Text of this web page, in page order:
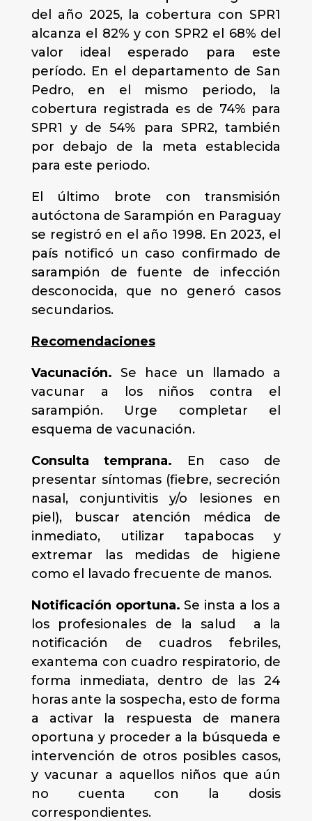
del año 2025, la cobertura con SPR1
alcanza el 82% y con SPR2 el 68% del
valor ideal esperado para este
período. En el departamento de San
Pedro, en el mismo periodo, la
cobertura registrada es de 74% para
SPR1 y de 54% para SPR2, también
por debajo de la meta establecida
para este periodo.
El último brote con transmisión
autóctona de Sarampión en Paraguay
se registró en el año 1998. En 2023, el
país notificó un caso confirmado de
sarampión de fuente de infección
desconocida, que no generó casos
secundarios.
Recomendaciones
Vacunación. Se hace un llamado a
vacunar a los niños contra el
sarampión. Urge completar el
esquema de vacunación.
Consulta temprana. En caso de
presentar síntomas (fiebre, secreción
nasal, conjuntivitis y/o lesiones en
piel), buscar atención médica de
inmediato, utilizar tapabocas y
extremar las medidas de higiene
como el lavado frecuente de manos.
Notificación oportuna. Se insta a los a
los profesionales de la salud a la
notificación de cuadros febriles,
exantema con cuadro respiratorio, de
forma inmediata, dentro de las 24
horas ante la sospecha, esto de forma
a activar la respuesta de manera
oportuna y proceder a la búsqueda e
intervención de otros posibles casos,
y vacunar a aquellos niños que aún
no cuenta con la dosis
correspondientes.